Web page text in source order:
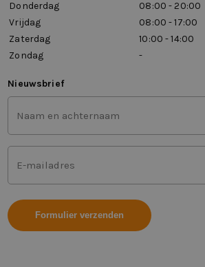
Donderdag
08:00 - 20:00
Vrijdag
08:00 - 17:00
Zaterdag
10:00 - 14:00
Zondag
-
Nieuwsbrief
Voor-
en
achternaam
(Vereist)
Mailadres
(Vereist)